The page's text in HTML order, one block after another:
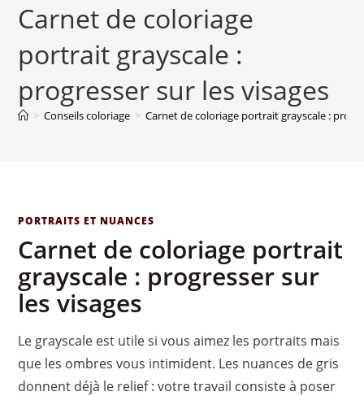
Carnet de coloriage
portrait grayscale :
progresser sur les visages
> Conseils coloriage > Carnet de coloriage portrait grayscale :
PORTRAITS ET NUANCES
Carnet de coloriage portrait
grayscale : progresser sur
les visages
Le grayscale est utile si vous aimez les portraits mais
que les ombres vous intimident. Les nuances de gris
donnent déjà le relief : votre travail consiste à poser